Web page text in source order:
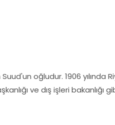
oğludur. 1906 yılında
ve dış işleri bakanlığı